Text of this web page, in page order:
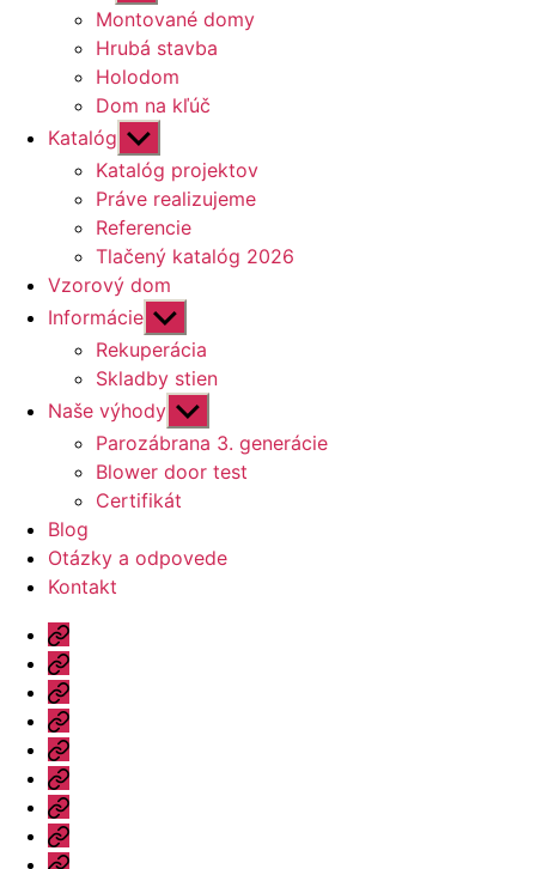
druhú
úroveň
navigácie
Montované domy
Hrubá stavba
Holodom
Dom na kľúč
Katalóg Zobraziť
druhú
úroveň
navigácie
Katalóg projektov
Práve realizujeme
Referencie
Tlačený katalóg 2026
Vzorový dom
Informácie Zobraziť
druhú
úroveň
navigácie
Rekuperácia
Skladby stien
Naše výhody Zobraziť
druhú
úroveň
navigácie
Parozábrana 3. generácie
Blower door test
Certifikát
Blog
Otázky a odpovede
Kontakt
Úvod
Ponuka
Katalóg
Vzorový
dom
Informácie
Naše
výhody
Blog
Otázky
a
Kontakt